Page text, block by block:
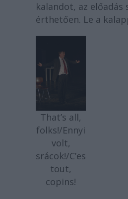
kalandot, az
érthetően. Le a
That’s all,
folks!/Ennyi
volt,
srácok!/C’es
tout,
copins!